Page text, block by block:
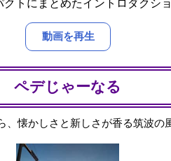
トにまとめたイントロダクシ
動画を再生
ペデじゃーなる
、懐かしさと新しさが香る筑波の